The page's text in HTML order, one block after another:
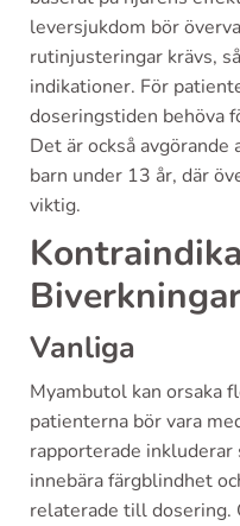
leversjukdom bör
rutinjusteringar krävs,
indikationer. För
doseringstiden behöva
Det är också
barn under 13 år, där
viktig.
Vanliga
Myambutol kan orsaka
patienterna bör vara
rapporterade inkluderar
innebära färgblindhet
relaterade till dosering.